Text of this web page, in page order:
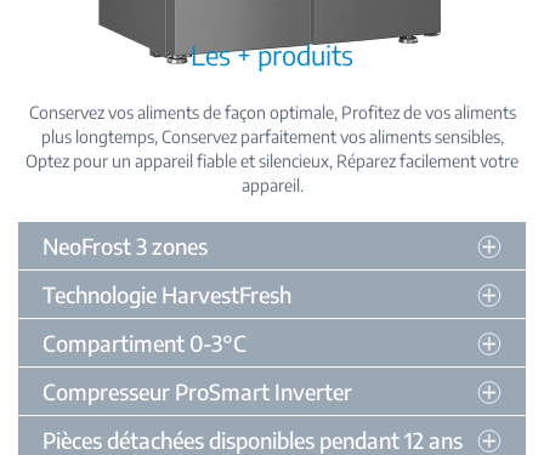
Les + produits
Conservez vos aliments de façon optimale Profitez de vos aliments
plus longtemps Conservez parfaitement vos aliments sensibles
Optez pour un appareil fiable et silencieux Réparez facilement votre
appareil
NeoFrost 3 zones
Technologie HarvestFresh
Compartiment 0-3°C
Compresseur ProSmart Inverter
Pièces détachées disponibles pendant 12 ans